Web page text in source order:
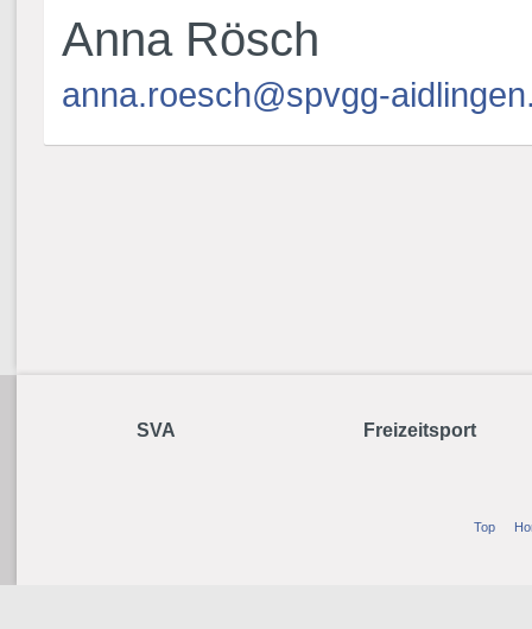
Anna Rösch
anna.roesch@spvgg-
SVA Freizeitsport
Top